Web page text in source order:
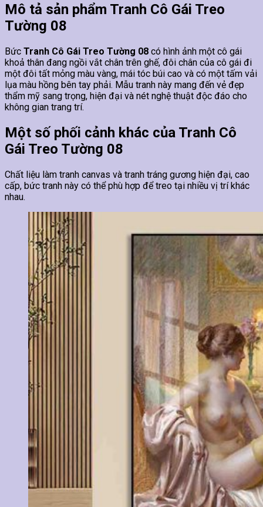
Mô tả sản phẩm Tranh Cô Gái Treo
Tường 08
Bức Tranh Cô Gái Treo Tường 08 có hình ảnh một cô gái
khoả thân đang ngồi vắt chân trên ghế, đôi chân của cô gái đi
một đôi tất mỏng màu vàng, mái tóc búi cao và có một tấm vải
lụa màu hồng bên tay phải. Mẫu tranh này mang đến vẻ đẹp
thẩm mỹ sang trọng, hiện đại và nét nghệ thuật độc đáo cho
không gian trang trí.
Một số phối cảnh khác của Tranh Cô
Gái Treo Tường 08
Chất liệu làm tranh canvas và tranh tráng gương hiện đại, cao
cấp, bức tranh này có thể phù hợp để treo tại nhiều vị trí khác
nhau.